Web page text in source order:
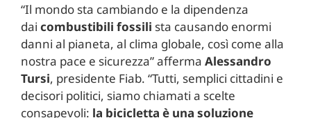
“Il mondo sta cambiando e la dipendenza
dai combustibili fossili sta causando enormi
danni al pianeta, al clima globale, così come alla
nostra pace e sicurezza” afferma Alessandro
Tursi, presidente Fiab. “Tutti, semplici cittadini e
decisori politici, siamo chiamati a scelte
consapevoli: la bicicletta è una soluzione